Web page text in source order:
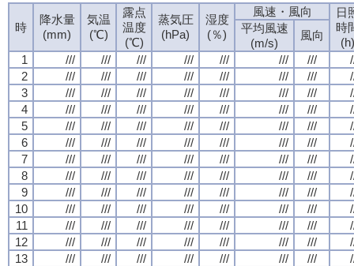
時
降水量
(mm)
気温
(℃)
露点
温度
(℃)
蒸気圧
(hPa)
湿度
(％)
風速・風向
日
時
(h)
平均風速
(m/s)
風向
1
/// /// /// /// /// /// ///
2
/// /// /// /// /// /// ///
3
/// /// /// /// /// /// ///
4
/// /// /// /// /// /// ///
5
/// /// /// /// /// /// ///
6
/// /// /// /// /// /// ///
7
/// /// /// /// /// /// ///
8
/// /// /// /// /// /// ///
9
/// /// /// /// /// /// ///
10
/// /// /// /// /// /// ///
11
/// /// /// /// /// /// ///
12
/// /// /// /// /// /// ///
13
/// /// /// /// /// /// ///
時
降水量
(mm)
気温
(℃)
露点
温度
(℃)
蒸気圧
(hPa)
湿度
(％)
風速・風向
日
時
(h)
平均風速
(m/s)
風向
1
/// /// /// /// /// /// ///
2
/// /// /// /// /// /// ///
3
/// /// /// /// /// /// ///
4
/// /// /// /// /// /// ///
5
/// /// /// /// /// /// ///
6
/// /// /// /// /// /// ///
7
/// /// /// /// /// /// ///
8
/// /// /// /// /// /// ///
9
/// /// /// /// /// /// ///
10
/// /// /// /// /// /// ///
11
/// /// /// /// /// /// ///
12
/// /// /// /// /// /// ///
13
/// /// /// /// /// /// ///
時
降水量
(mm)
気温
(℃)
露点
温度
(℃)
蒸気圧
(hPa)
湿度
(％)
風速・風向
日
時
(h)
平均風速
(m/s)
風向
1
/// /// /// /// /// /// ///
2
/// /// /// /// /// /// ///
3
/// /// /// /// /// /// ///
4
/// /// /// /// /// /// ///
5
/// /// /// /// /// /// ///
6
/// /// /// /// /// /// ///
7
/// /// /// /// /// /// ///
8
/// /// /// /// /// /// ///
9
/// /// /// /// /// /// ///
10
/// /// /// /// /// /// ///
11
/// /// /// /// /// /// ///
12
/// /// /// /// /// /// ///
13
/// /// /// /// /// /// ///
時
降水量
(mm)
気温
(℃)
露点
温度
(℃)
蒸気圧
(hPa)
湿度
(％)
風速・風向
日
時
(h)
平均風速
(m/s)
風向
1
/// /// /// /// /// /// ///
2
/// /// /// /// /// /// ///
3
/// /// /// /// /// /// ///
4
/// /// /// /// /// /// ///
5
/// /// /// /// /// /// ///
6
/// /// /// /// /// /// ///
7
/// /// /// /// /// /// ///
8
/// /// /// /// /// /// ///
9
/// /// /// /// /// /// ///
10
/// /// /// /// /// /// ///
11
/// /// /// /// /// /// ///
12
/// /// /// /// /// /// ///
13
/// /// /// /// /// /// ///